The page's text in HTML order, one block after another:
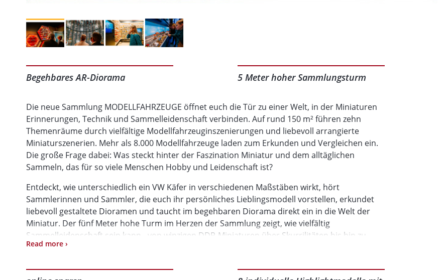
Begehbares AR-Diorama 5 Meter hoher Sammlungsturm
Die neue Sammlung MODELLFAHRZEUGE öffnet euch die Tür zu einer Welt, in der Miniaturen
Erinnerungen, Technik und Sammelleidenschaft verbinden. Auf rund 150 m² führen zehn
Themenräume durch vielfältige Modellfahrzeuginszenierungen und liebevoll arrangierte
Miniaturszenerien. Mehr als 8.000 Modellfahrzeuge laden zum Erkunden und Vergleichen ein.
Die große Frage dabei: Was steckt hinter der Faszination Miniatur und dem alltäglichen
Sammeln, das für so viele Menschen Hobby und Leidenschaft ist?
Entdeckt, wie unterschiedlich ein VW Käfer in verschiedenen Maßstäben wirkt, hört
Sammlerinnen und Sammler, die euch ihr persönliches Lieblingsmodell vorstellen, erkundet
liebevoll gestaltete Dioramen und taucht im begehbaren Diorama direkt ein in die Welt der
Miniatur. Der fünf Meter hohe Turm im Herzen der Sammlung zeigt, wie vielfältig
Sammelleidenschaft sein kann - von winzigen DDR-Miniaturen über Skurrilitäten bis hin zu
Eigenbauten.
Diese neue Sammlung ist ein idealer Einstieg für Familien mit Kindern, eröffnet Fahrzeugfans
Read more ›